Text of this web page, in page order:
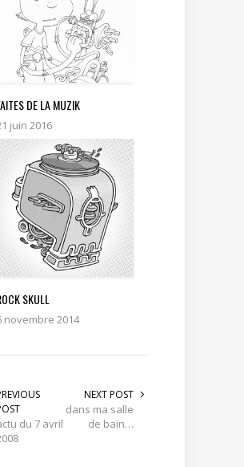
DE LA MUZIK
juin 2016
SKULL
novembre 2014
du 7 avril
NEXT POST
dans ma salle
de bain…